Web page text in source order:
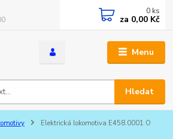
Menu
Hledat
0 ks
za 0,00 Kč
Elektrická lokomotiva E458.0001 O